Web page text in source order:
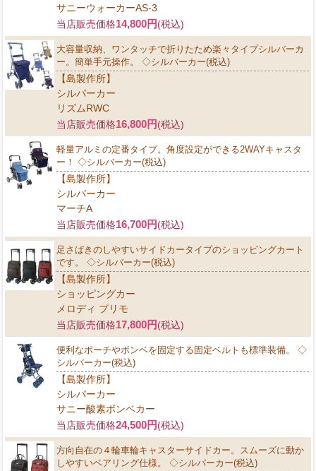
サニーウォーカーAS-3
当店販売価格14,800円(税込)
大容量収納、ワンタッチで折りたため楽々タイプシルバーカ
ー。簡単手元操作。 ◇シルバーカー(税込)
【島製作所】
シルバーカー
リズムRWC
当店販売価格16,800円(税込)
軽量アルミの定番タイプ。角度設定ができる2WAYキャスタ
ー！ ◇シルバーカー(税込)
【島製作所】
シルバーカー
マーチA
当店販売価格16,700円(税込)
足さばきのしやすいサイドカータイプのショッピングカート
です。 ◇シルバーカー(税込)
【島製作所】
ショッピングカー
メロディ プリモ
当店販売価格17,800円(税込)
便利なポーチやボンベを固定する固定ベルトも標準装備。 ◇
シルバーカー(税込)
【島製作所】
シルバーカー
サニー酸素ボンベカー
当店販売価格24,500円(税込)
方向自在の４輪車輪キャスターサイドカー。スムーズに動か
しやすいベアリング仕様。 ◇シルバーカー(税込)